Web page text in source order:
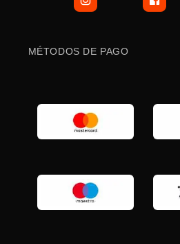
MÉTODOS DE PAGO